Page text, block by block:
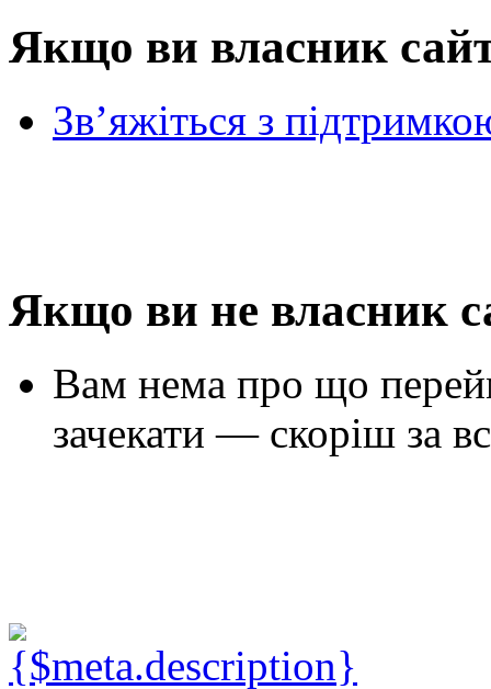
Якщо ви власник
Зв’яжіться з
Якщо ви не власник
Вам нема про що
зачекати — скоріш за